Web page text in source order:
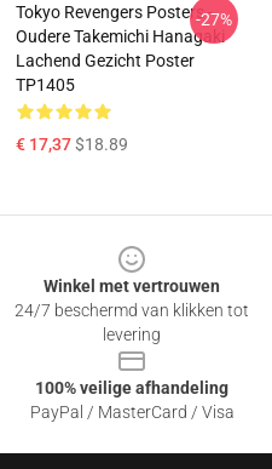
Tokyo Revengers Posters -
Oudere Takemichi Hanagaki
Lachend Gezicht Poster
TP1405
€ 17,37$18.89
-27%
Winkel met vertrouwen
24/7 beschermd van klikken tot
levering
100% veilige afhandeling
PayPal / MasterCard / Visa